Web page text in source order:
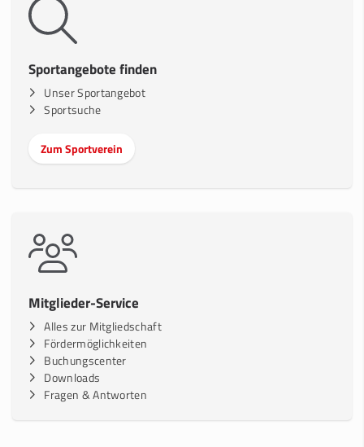
Sportangebote finden
Unser Sportangebot
Sportsuche
Zum Sportverein
Mitglieder-Service
Alles zur Mitgliedschaft
Fördermöglichkeiten
Buchungscenter
Downloads
Fragen & Antworten